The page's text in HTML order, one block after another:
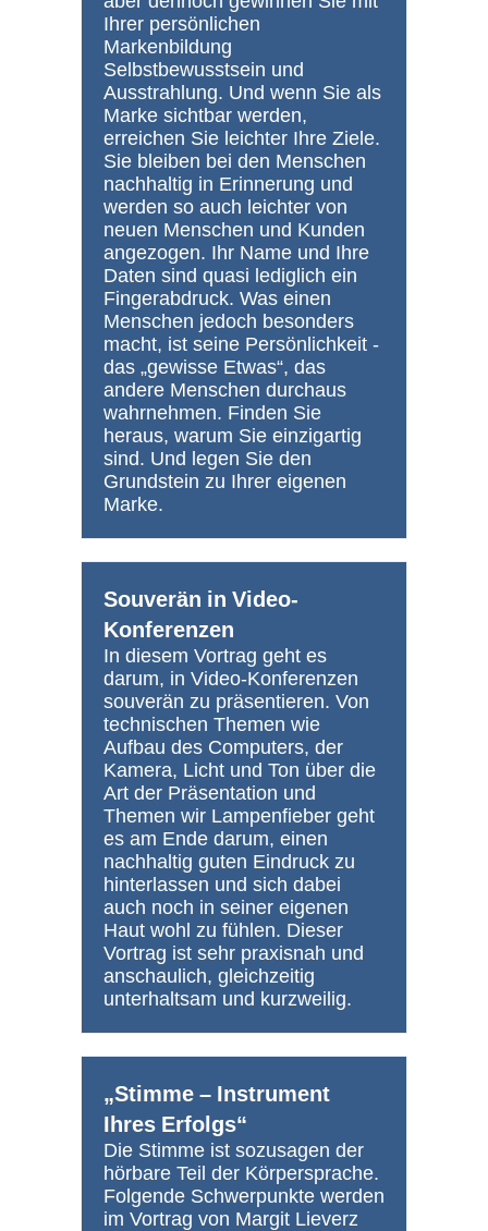
Ihrer persönlichen
Markenbildung
Selbstbewusstsein und
Ausstrahlung. Und wenn Sie als
Marke sichtbar werden,
erreichen Sie leichter Ihre Ziele.
Sie bleiben bei den Menschen
nachhaltig in Erinnerung und
werden so auch leichter von
neuen Menschen und Kunden
angezogen. Ihr Name und Ihre
Daten sind quasi lediglich ein
Fingerabdruck. Was einen
Menschen jedoch besonders
macht, ist seine Persönlichkeit -
das „gewisse Etwas“, das
andere Menschen durchaus
wahrnehmen. Finden Sie
heraus, warum Sie einzigartig
sind. Und legen Sie den
Grundstein zu Ihrer eigenen
Marke.
Souverän in Video-
Konferenzen
In diesem Vortrag geht es
darum, in Video-Konferenzen
souverän zu präsentieren. Von
technischen Themen wie
Aufbau des Computers, der
Kamera, Licht und Ton über die
Art der Präsentation und
Themen wir Lampenfieber geht
es am Ende darum, einen
nachhaltig guten Eindruck zu
hinterlassen und sich dabei
auch noch in seiner eigenen
Haut wohl zu fühlen. Dieser
Vortrag ist sehr praxisnah und
anschaulich, gleichzeitig
unterhaltsam und kurzweilig.
„Stimme – Instrument
Ihres Erfolgs“
Die Stimme ist sozusagen der
hörbare Teil der Körpersprache.
Folgende Schwerpunkte werden
im Vortrag von Margit Lieverz